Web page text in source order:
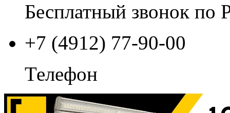
Бесплатный звонок по
+7 (4912) 77-90-00
Телефон